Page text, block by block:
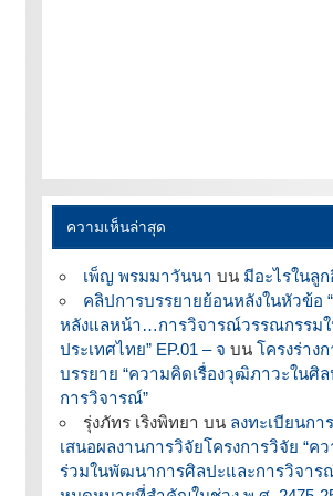
ความเห็นล่าสุด
เพ็ญ พรมมาวันนา บน มีอะไรในลู
คลิปการบรรยายย้อนหลังในหัวข้อ
หลังแลหน้า…การวิจารณ์วรรณกรรม
ประเทศไทย” EP.01 – จ บน โครงร่างก
บรรยาย “ความคิดเรื่องวุฒิภาวะในศิ
การวิจารณ์”
รุ่งภัทร เริงพิทยา บน ลงทะเบียนกา
เสนอผลงานการวิจัยโครงการวิจัย “ค
ร่วมในพัฒนาการศิลปะและการวิจาร